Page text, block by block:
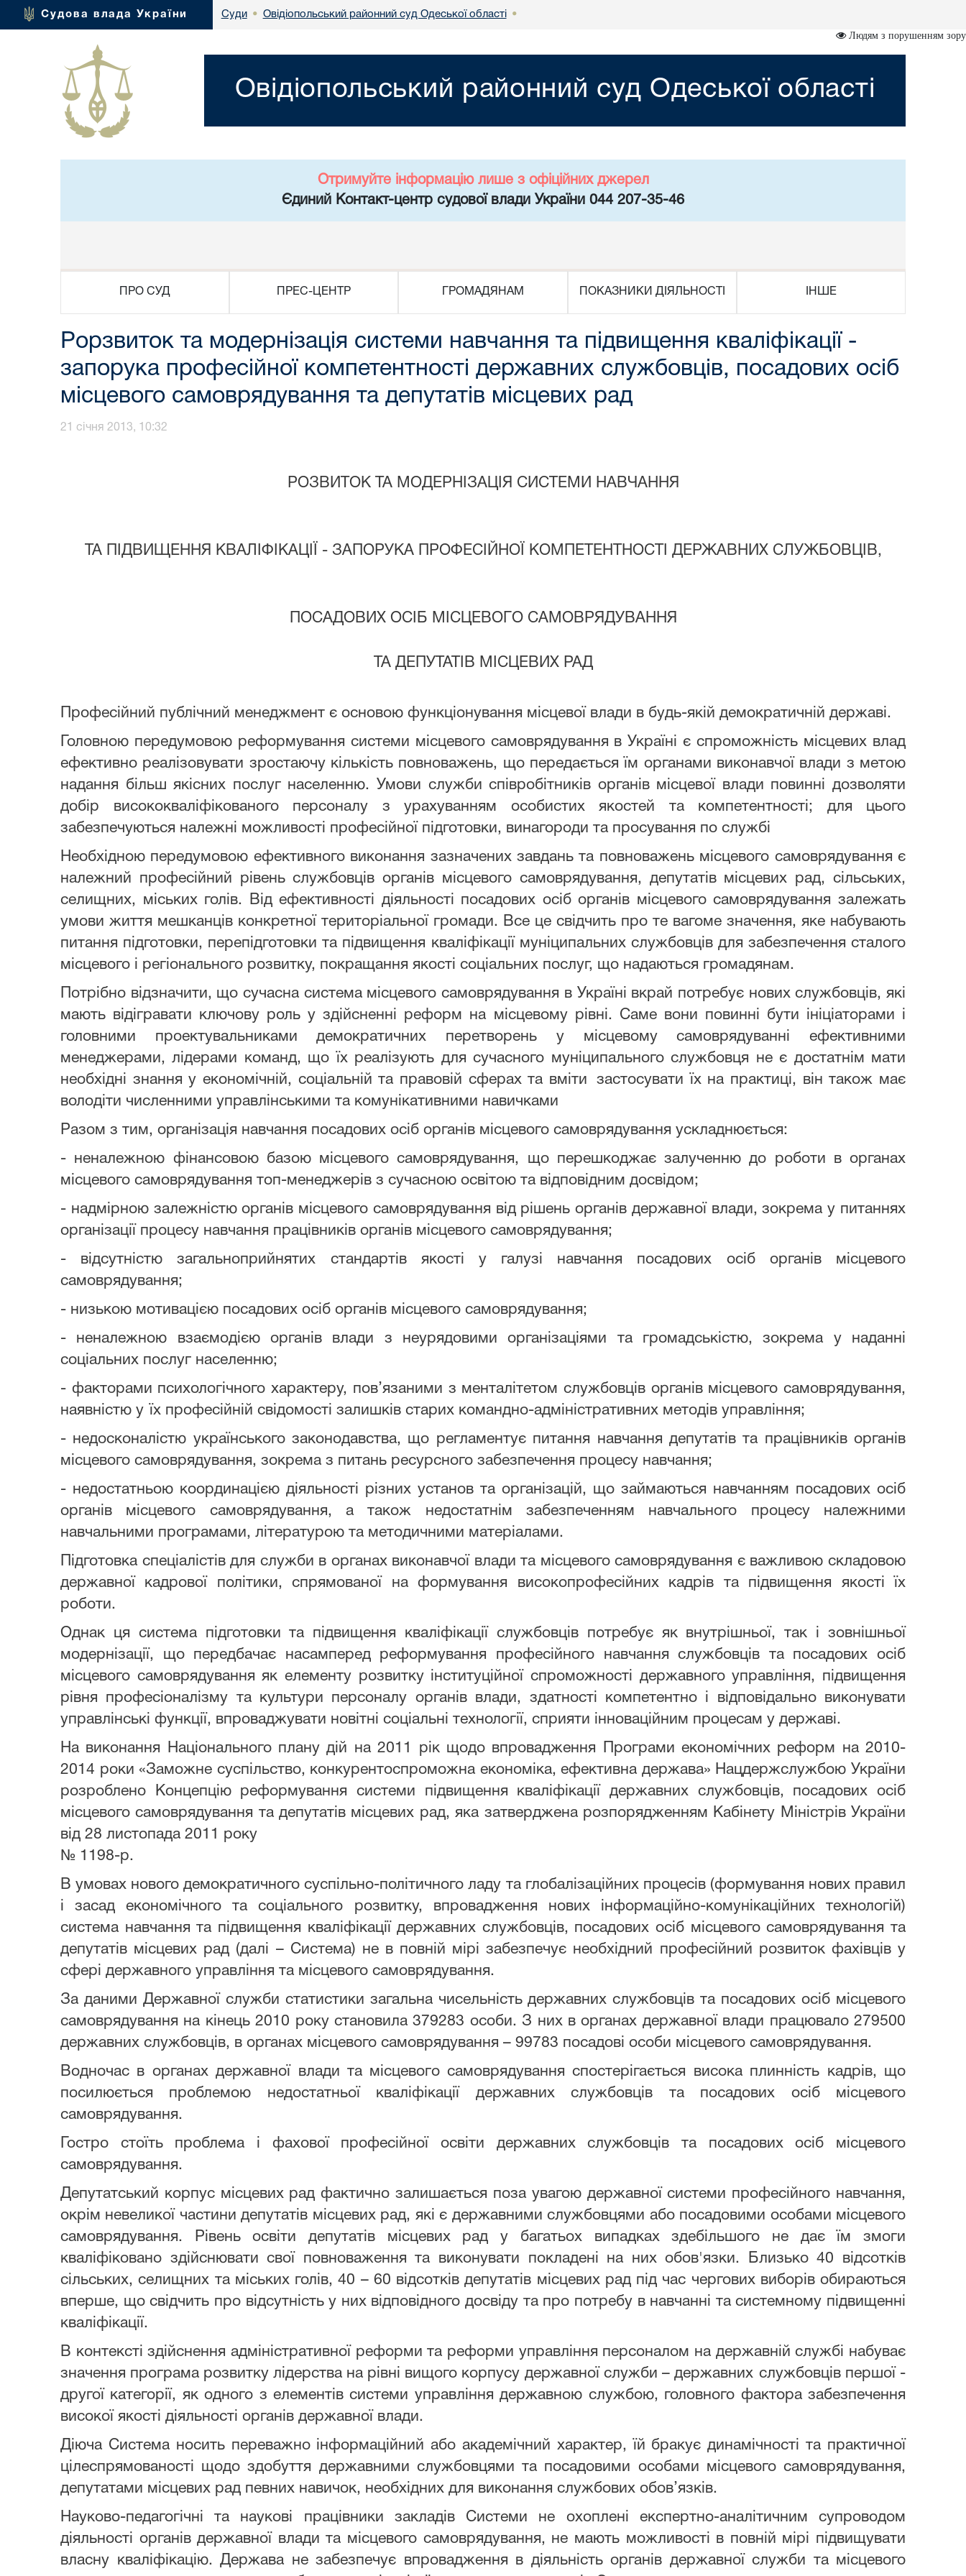
Судова влада України Суди • Овідіопольський районний суд Одеської області •
Людям з порушенням зору
Овідіопольський районний суд Одеської області
Отримуйте інформацію лише з офіційних джерел
Єдиний Контакт-центр судової влади України 044 207-35-46
ПРО СУД ПРЕС-ЦЕНТР ГРОМАДЯНАМ ПОКАЗНИКИ ДІЯЛЬНОСТІ ІНШЕ
Рорзвиток та модернізація системи навчання та підвищення кваліфікації -
запорука професійної компетентності державних службовців, посадових осіб
місцевого самоврядування та депутатів місцевих рад
21 січня 2013, 10:32
РОЗВИТОК ТА МОДЕРНІЗАЦІЯ СИСТЕМИ НАВЧАННЯ
ТА ПІДВИЩЕННЯ КВАЛІФІКАЦІЇ - ЗАПОРУКА ПРОФЕСІЙНОЇ КОМПЕТЕНТНОСТІ ДЕРЖАВНИХ СЛУЖБОВЦІВ,
ПОСАДОВИХ ОСІБ МІСЦЕВОГО САМОВРЯДУВАННЯ
ТА ДЕПУТАТІВ МІСЦЕВИХ РАД
Професійний публічний менеджмент є основою функціонування місцевої влади в будь-якій демократичній державі.
Головною передумовою реформування системи місцевого самоврядування в Україні є спроможність місцевих влад
ефективно реалізовувати зростаючу кількість повноважень, що передається їм органами виконавчої влади з метою
надання більш якісних послуг населенню. Умови служби співробітників органів місцевої влади повинні дозволяти
добір висококваліфікованого персоналу з урахуванням особистих якостей та компетентності; для цього
забезпечуються належні можливості професійної підготовки, винагороди та просування по службі
Необхідною передумовою ефективного виконання зазначених завдань та повноважень місцевого самоврядування є
належний професійний рівень службовців органів місцевого самоврядування, депутатів місцевих рад, сільських,
селищних, міських голів. Від ефективності діяльності посадових осіб органів місцевого самоврядування залежать
умови життя мешканців конкретної територіальної громади. Все це свідчить про те вагоме значення, яке набувають
питання підготовки, перепідготовки та підвищення кваліфікації муніципальних службовців для забезпечення сталого
місцевого і регіонального розвитку, покращання якості соціальних послуг, що надаються громадянам.
Потрібно відзначити, що сучасна система місцевого самоврядування в Україні вкрай потребує нових службовців, які
мають відігравати ключову роль у здійсненні реформ на місцевому рівні. Саме вони повинні бути ініціаторами і
головними проектувальниками демократичних перетворень у місцевому самоврядуванні ефективними
менеджерами, лідерами команд, що їх реалізують для сучасного муніципального службовця не є достатнім мати
необхідні знання у економічній, соціальній та правовій сферах та вміти
застосувати їх на практиці, він також має
володіти численними управлінськими та комунікативними навичками
Разом з тим, організація навчання посадових осіб органів місцевого самоврядування ускладнюється:
- неналежною фінансовою базою місцевого самоврядування, що перешкоджає залученню до роботи в органах
місцевого самоврядування топ-менеджерів з сучасною освітою та відповідним досвідом;
- надмірною залежністю органів місцевого самоврядування від рішень органів державної влади, зокрема у питаннях
організації процесу навчання працівників органів місцевого самоврядування;
- відсутністю загальноприйнятих стандартів якості у галузі навчання посадових осіб органів місцевого
самоврядування;
- низькою мотивацією посадових осіб органів місцевого самоврядування;
- неналежною взаємодією органів влади з неурядовими організаціями та громадськістю, зокрема у наданні
соціальних послуг населенню;
- факторами психологічного характеру, пов’язаними з менталітетом службовців органів місцевого самоврядування,
наявністю у їх професійній свідомості залишків старих командно-адміністративних методів управління;
- недосконалістю українського законодавства, що регламентує питання навчання депутатів та працівників органів
місцевого самоврядування, зокрема з питань ресурсного забезпечення процесу навчання;
- недостатньою координацією діяльності різних установ та організацій, що займаються навчанням посадових осіб
органів місцевого самоврядування, а також недостатнім забезпеченням навчального процесу належними
навчальними програмами, літературою та методичними матеріалами.
Підготовка спеціалістів для служби в органах виконавчої влади та місцевого самоврядування є важливою складовою
державної кадрової політики, спрямованої на формування високопрофесійних кадрів та підвищення якості їх
роботи.
Однак ця система підготовки та підвищення кваліфікації службовців потребує як внутрішньої, так і зовнішньої
модернізації, що передбачає насамперед реформування професійного навчання службовців та посадових осіб
місцевого самоврядування як елементу розвитку інституційної спроможності державного управління, підвищення
рівня професіоналізму та культури персоналу органів влади, здатності компетентно і відповідально виконувати
управлінські функції, впроваджувати новітні соціальні технології, сприяти інноваційним процесам у державі.
На виконання Національного плану дій на 2011 рік щодо впровадження Програми економічних реформ на 2010-
2014 роки «Заможне суспільство, конкурентоспроможна економіка, ефективна держава» Нацдержслужбою України
розроблено Концепцію реформування системи підвищення кваліфікації державних службовців, посадових осіб
місцевого самоврядування та депутатів місцевих рад, яка затверджена розпорядженням Кабінету Міністрів України
від 28 листопада 2011 року
№ 1198-р.
В умовах нового демократичного суспільно-політичного ладу та глобалізаційних процесів (формування нових правил
і засад економічного та соціального розвитку, впровадження нових інформаційно-комунікаційних технологій)
система навчання та підвищення кваліфікації державних службовців, посадових осіб місцевого самоврядування та
депутатів місцевих рад (далі – Система) не в повній мірі забезпечує необхідний професійний розвиток фахівців у
сфері державного управління та місцевого самоврядування.
За даними Державної служби статистики загальна чисельність державних службовців та посадових осіб місцевого
самоврядування на кінець 2010 року становила 379283 особи. З них в органах державної влади працювало 279500
державних службовців, в органах місцевого самоврядування – 99783 посадові особи місцевого самоврядування.
Водночас в органах державної влади та місцевого самоврядування спостерігається висока плинність кадрів, що
посилюється проблемою недостатньої кваліфікації державних службовців та посадових осіб місцевого
самоврядування.
Гостро стоїть проблема і фахової професійної освіти державних службовців та посадових осіб місцевого
самоврядування.
Депутатський корпус місцевих рад фактично залишається поза увагою державної системи професійного навчання,
окрім невеликої частини депутатів місцевих рад, які є державними службовцями або посадовими особами місцевого
самоврядування. Рівень освіти депутатів місцевих рад у багатьох випадках здебільшого не дає їм змоги
кваліфіковано здійснювати свої повноваження та виконувати покладені на них обов'язки. Близько 40 відсотків
сільських, селищних та міських голів, 40 – 60 відсотків депутатів місцевих рад під час чергових виборів обираються
вперше, що свідчить про відсутність у них відповідного досвіду та про потребу в навчанні та системному підвищенні
кваліфікації.
В контексті здійснення адміністративної реформи та реформи управління персоналом на державній службі набуває
значення програма розвитку лідерства на рівні вищого корпусу державної служби – державних службовців першої -
другої категорії, як одного з елементів системи управління державною службою, головного фактора забезпечення
високої якості діяльності органів державної влади.
Діюча Система носить переважно інформаційний або академічний характер, їй бракує динамічності та практичної
цілеспрямованості щодо здобуття державними службовцями та посадовими особами місцевого самоврядування,
депутатами місцевих рад певних навичок, необхідних для виконання службових обов’язків.
Науково-педагогічні та наукові працівники закладів Системи не охоплені експертно-аналітичним супроводом
діяльності органів державної влади та місцевого самоврядування, не мають можливості в повній мірі підвищувати
власну кваліфікацію. Держава не забезпечує впровадження в діяльність органів державної служби та місцевого